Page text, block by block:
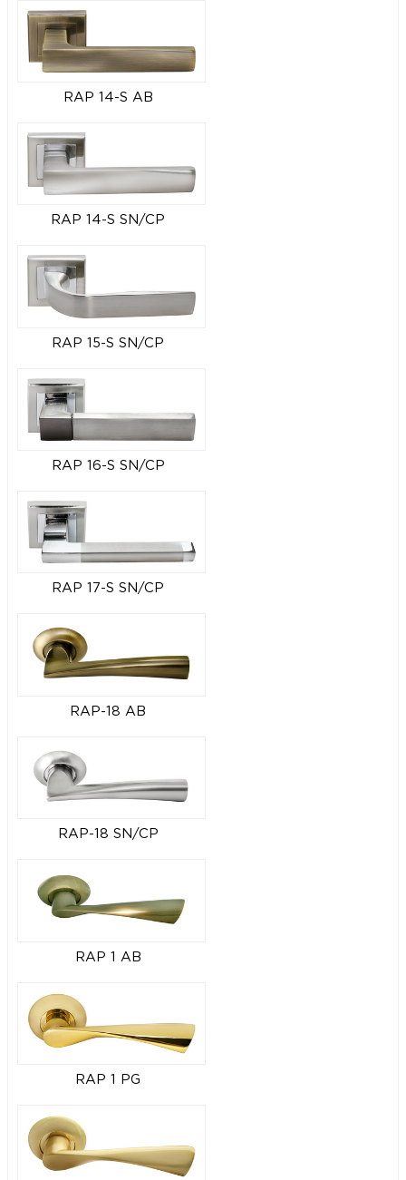
RAP 14-S AB
RAP 14-S SN/CP
RAP 15-S SN/CP
RAP 16-S SN/CP
RAP 17-S SN/CP
RAP-18 AB
RAP-18 SN/CP
RAP 1 AB
RAP 1 PG